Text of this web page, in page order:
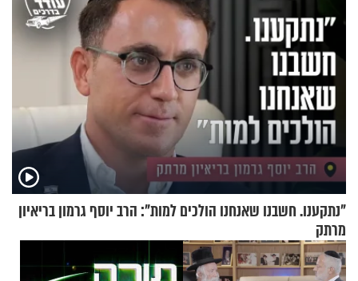
"נתקענו. חשבנו שאנחנו הולכים למות": הרב יוסף גרמון בריאיון
מרתק